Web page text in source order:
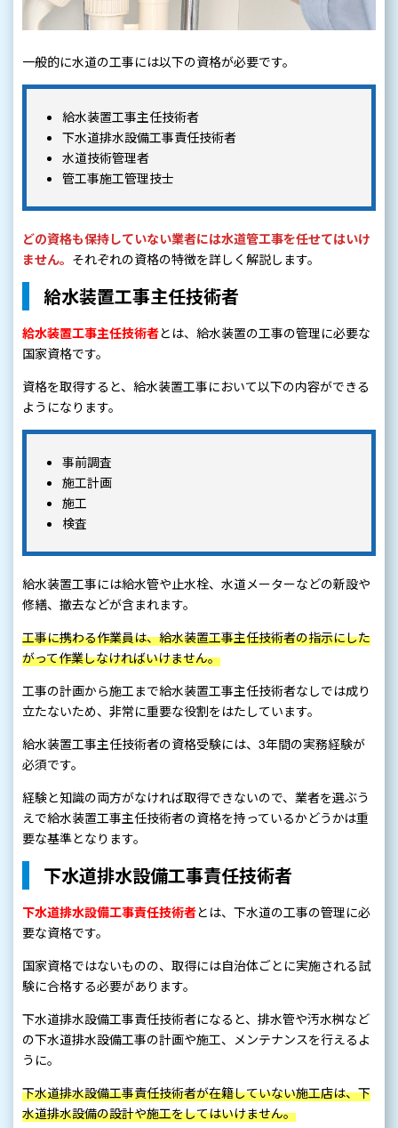
一般的に水道の工事には以下の資格が必要です。
給水装置工事主任技術者
下水道排水設備工事責任技術者
水道技術管理者
管工事施工管理技士
どの資格も保持していない業者には水道管工事を任せてはいけ
ません。 それぞれの資格の特徴を詳しく解説します。
給水装置工事主任技術者
給水装置工事主任技術者とは、給水装置の工事の管理に必要な
国家資格です。
資格を取得すると、給水装置工事において以下の内容ができる
ようになります。
事前調査
施工計画
施工
検査
給水装置工事には給水管や止水栓、水道メーターなどの新設や
修繕、撤去などが含まれます。
工事に携わる作業員は、給水装置工事主任技術者の指示にした
がって作業しなければいけません。
工事の計画から施工まで給水装置工事主任技術者なしでは成り
立たないため、非常に重要な役割をはたしています。
給水装置工事主任技術者の資格受験には、3年間の実務経験が
必須です。
経験と知識の両方がなければ取得できないので、業者を選ぶう
えで給水装置工事主任技術者の資格を持っているかどうかは重
要な基準となります。
下水道排水設備工事責任技術者
下水道排水設備工事責任技術者とは、下水道の工事の管理に必
要な資格です。
国家資格ではないものの、取得には自治体ごとに実施される試
験に合格する必要があります。
下水道排水設備工事責任技術者になると、排水管や汚水桝など
の下水道排水設備工事の計画や施工、メンテナンスを行えるよ
うに。
下水道排水設備工事責任技術者が在籍していない施工店は、下
水道排水設備の設計や施工をしてはいけません。